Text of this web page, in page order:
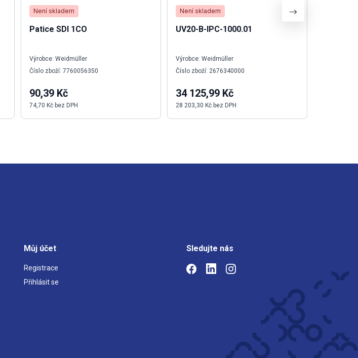
Není skladem
Patice SDI 1CO
Výrobce: Weidmüller
Číslo zboží: 7760056350
90,39 Kč
74,70 Kč bez DPH
Není skladem
UV20-B-IPC-1000.01
Výrobce: Weidmüller
Číslo zboží: 2676340000
34 125,99 Kč
28 203,30 Kč bez DPH
Můj účet
Registrace
Přihlásit se
Sledujte nás